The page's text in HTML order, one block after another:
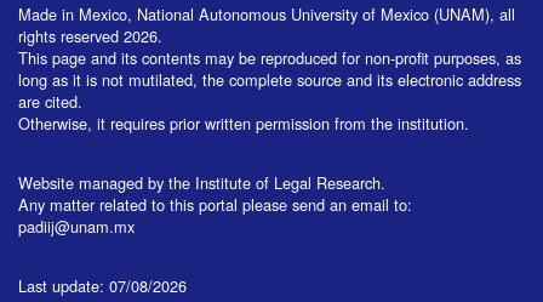
Made in Mexico, National Autonomous University of Mexico (UNAM), all
rights reserved 2026.
This page and its contents may be reproduced for non-profit purposes, as
long as it is not mutilated, the complete source and its electronic address
are cited.
Otherwise, it requires prior written permission from the institution.
Website managed by the Institute of Legal Research.
Any matter related to this portal please send an email to:
padiij@unam.mx
Last update: 07/08/2026